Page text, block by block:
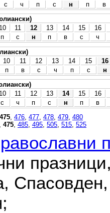
с ч п с н п
в
10 11 12 13 14 15
16
п с н п в с
ч
10 11 12 13 14 15
16
п в с ч п с
н
10 11 12 13 14 15
16
с ч п с н п
в
475 476 477 478 479 480
475 485 495 505 515 525
Спасовден,